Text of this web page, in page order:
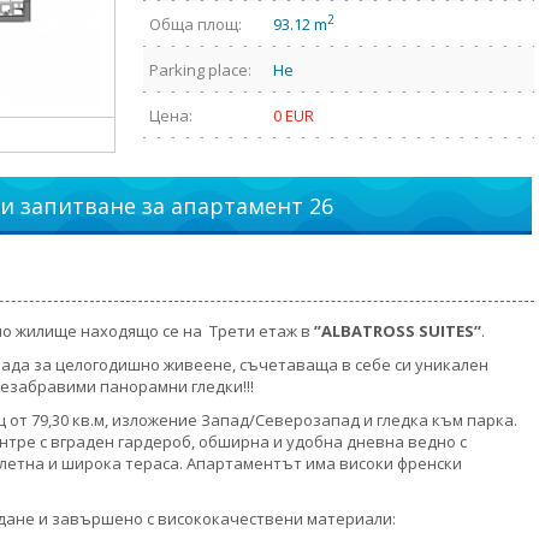
Обща площ: 93.12 m2
Parking place: Не
Цена: 0 EUR
запитване за апартамент 26
жилище находящо се на Трети етаж в ”ALBATROSS SUITES’’.
за целогодишно живеене, съчетаваща в себе си уникален
панорамни гледки!!!
79,30 кв.м, изложение Запад/Северозапад и гледка към парка.
с вграден гардероб, обширна и удобна дневна ведно с
и широка тераса. Апартаментът има високи френски
и завършено с висококачествени материали: